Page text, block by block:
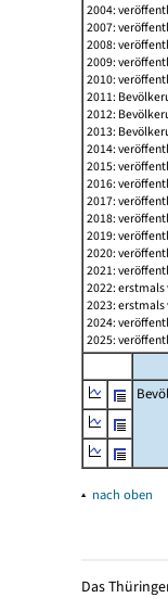
2004:
2007:
2008:
2009:
2010:
2011:
2012:
2013:
2014:
2015:
2016:
2017:
2018:
2019:
2020:
2021:
2022:
2023:
2024:
2025:
▴ nach oben
Das